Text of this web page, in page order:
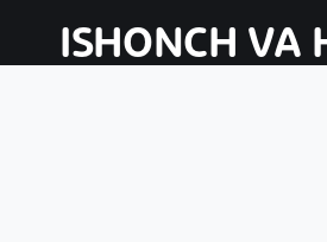
ISHONCH VA